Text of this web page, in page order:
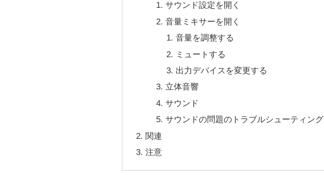
サウンド設定を開く
音量ミキサーを開く
音量を調整する
ミュートする
出力デバイスを変更する
立体音響
サウンド
サウンドの問題のトラブルシューティング
関連
注意